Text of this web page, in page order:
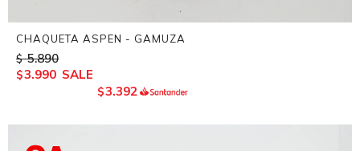
CHAQUETA ASPEN - GAMUZA
$ 5.890
$3.990
$3.392